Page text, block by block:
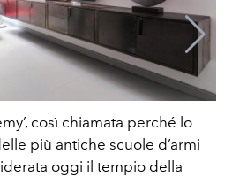
così chiamata perché lo
più antiche scuole d’armi
oggi il tempio della